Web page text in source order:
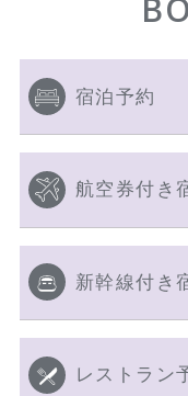
宿泊予約
航空券付き
新幹線付き
レストラン